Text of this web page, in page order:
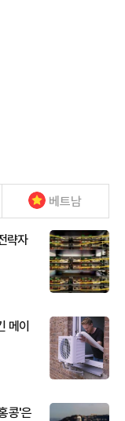
베트남
략자
메이
콩'은